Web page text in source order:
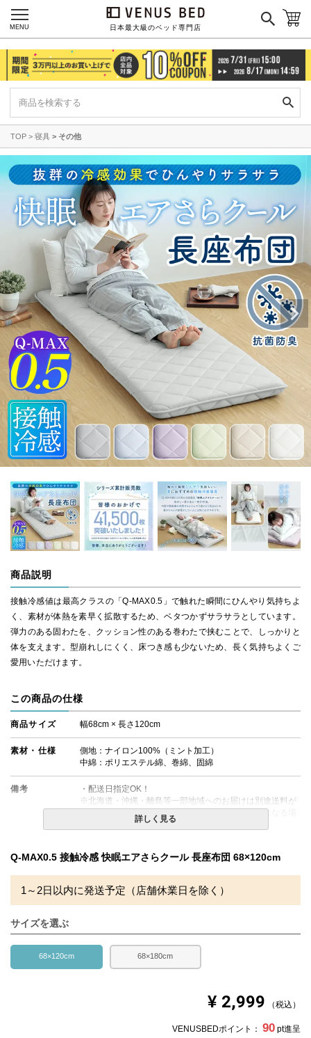
日本最大級のベッド専門店
MENU
TOP 寝具 その他
商品説明
接触冷感値は最高クラスの「Q-MAX0.5」で触れた瞬間にひんやり気持ちよ
く、素材が体熱を素早く拡散するため、ベタつかずサラサラとしています。
弾力のある固わたを、クッション性のある巻わたで挟むことで、しっかりと
体を支えます。型崩れしにくく、床つき感も少ないため、長く気持ちよくご
愛用いただけます。
この商品の仕様
商品サイズ 幅68cm × 長さ120cm
素材・仕様
側地：ナイロン100%（ミント加工）
中綿：ポリエステル綿、巻綿、固綿
備考
・配送日指定OK！
※北海道・沖縄・離島等一部地域へのお届けは別途送料が
発生する場合がございます。また発送予定も変更になる場
合があります。
承ください。
詳しく見る
Q-MAX0.5 接触冷感 快眠エアさらクール 長座布団 68×120cm
1～2日以内に発送予定（店舗休業日を除く）
サイズを選ぶ
68×120cm 68×180cm
¥ 2,999 税込
VENUSBEDポイント： 90 pt進呈